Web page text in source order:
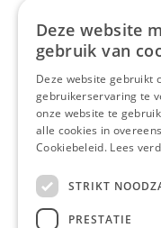
Deze website
gebruik van
Deze website gebruikt
gebruikerservaring te
onze website te
alle cookies in
Cookiebeleid. Lees
STRIKT
PRESTATIE